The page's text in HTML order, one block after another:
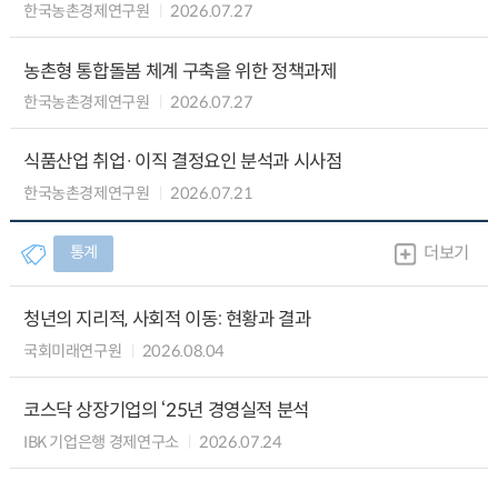
한국농촌경제연구원 2026.07.27
농촌형 통합돌봄 체계 구축을 위한 정책과제
한국농촌경제연구원 2026.07.27
식품산업 취업·이직 결정요인 분석과 시사점
한국농촌경제연구원 2026.07.21
통계 더보기
청년의 지리적, 사회적 이동: 현황과 결과
국회미래연구원 2026.08.04
코스닥 상장기업의 ‘25년 경영실적 분석
IBK 기업은행 경제연구소 2026.07.24